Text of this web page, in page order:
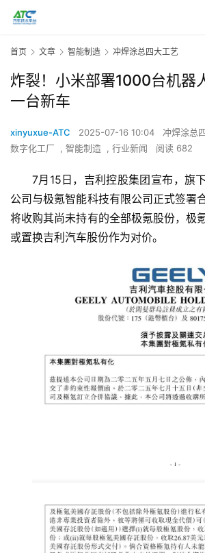
首页 文章 智能制造 冲焊涂总四大工艺
炸裂！小米部署1000台机器
一台新车
xinyuxue-ATC 2025-07-16 10:04 冲焊涂总
数字化工厂
, 智能制造 , 行业新闻 阅读 682
7月15日，吉利控股集团宣布，旗
公司与极氪智能科技有限公司正式签署
将收购其尚未持有的全部极氪股份，极
或置换吉利汽车股份作为对价。